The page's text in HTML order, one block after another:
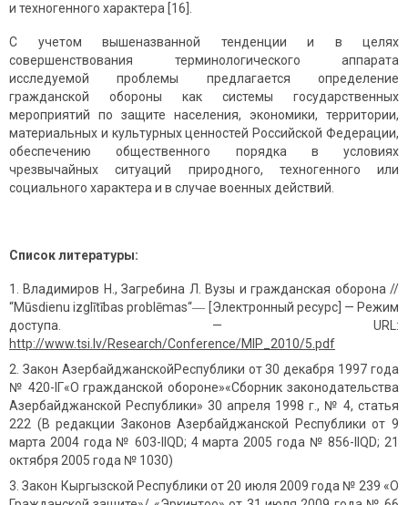
и техногенного характера [16].
С учетом вышеназванной тенденции и в целях
совершенствования терминологического аппарата
исследуемой проблемы предлагается определение
гражданской обороны как системы государственных
мероприятий по защите населения, экономики, территории,
материальных и культурных ценностей Российской Федерации,
обеспечению общественного порядка в условиях
чрезвычайных ситуаций природного, техногенного или
социального характера и в случае военных действий.
Список литературы:
Владимиров Н., Загребина Л. Вузы и гражданская оборона //
“Mūsdienu izglītības problēmas“― [Электронный ресурс] — Режим
доступа. — URL:
http://www.tsi.lv/Research/Conference/MIP_2010/5.pdf
Закон АзербайджанскойРеспублики от 30 декабря 1997 года
№ 420-IГ«О гражданской обороне»«Сборник законодательства
Азербайджанской Республики» 30 апреля 1998 г., № 4, статья
222 (В редакции Законов Азербайджанской Республики от 9
марта 2004 года № 603-IIQD; 4 марта 2005 года № 856-IIQD; 21
октября 2005 года № 1030)
Закон Кыргызской Республики от 20 июля 2009 года № 239 «О